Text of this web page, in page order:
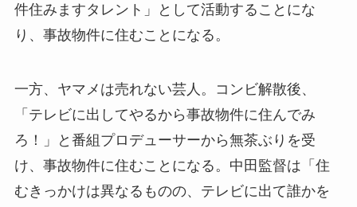
件住みますタレント」として活動することにな
り、事故物件に住むことになる。
一方、ヤマメは売れない芸人。コンビ解散後、
「テレビに出してやるから事故物件に住んでみ
ろ！」と番組プロデューサーから無茶ぶりを受
け、事故物件に住むことになる。中田監督は「住
むきっかけは異なるものの、テレビに出て誰かを